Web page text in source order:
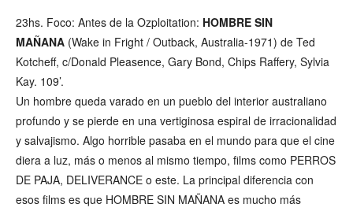
23hs. Foco: Antes de la Ozploitation: HOMBRE SIN
MAÑANA (Wake in Fright / Outback, Australia-1971) de Ted
Kotcheff, c/Donald Pleasence, Gary Bond, Chips Raffery, Sylvia
Kay. 109’.
Un hombre queda varado en un pueblo del interior australiano
profundo y se pierde en una vertiginosa espiral de irracionalidad
y salvajismo. Algo horrible pasaba en el mundo para que el cine
diera a luz, más o menos al mismo tiempo, films como PERROS
DE PAJA, DELIVERANCE o este. La principal diferencia con
esos films es que HOMBRE SIN MAÑANA es mucho más